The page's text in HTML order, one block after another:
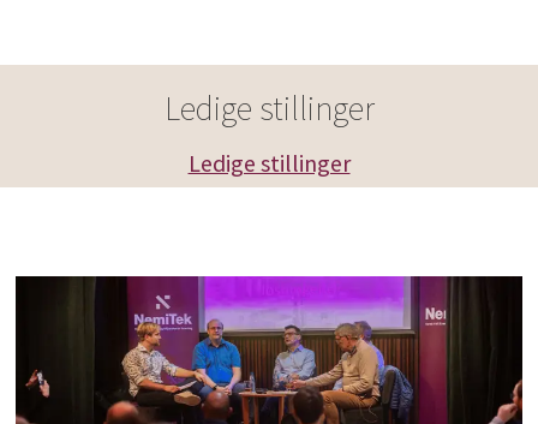
Ledige stillinger
Ledige stillinger